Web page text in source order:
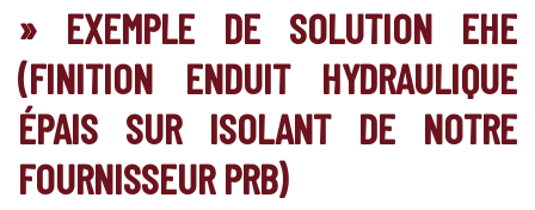
» EXEMPLE DE SOLUTION EHE
(FINITION ENDUIT HYDRAULIQUE
ÉPAIS SUR ISOLANT DE NOTRE
FOURNISSEUR PRB)